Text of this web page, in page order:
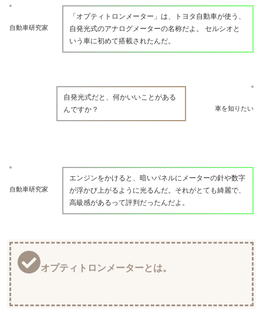
自動車研究家
「オプティトロンメーター」は、トヨタ自動車が使う、
自発光式のアナログメーターの名称だよ。 セルシオと
いう車に初めて搭載されたんだ。
車を知りたい
自発光式だと、何かいいことがある
んですか？
自動車研究家
エンジンをかけると、暗いパネルにメーターの針や数字
が浮かび上がるように光るんだ。それがとても綺麗で、
高級感があるって評判だったんだよ。
オプティトロンメーターとは。